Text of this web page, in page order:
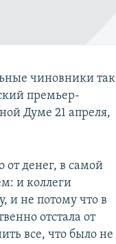
чиновники так
премьер-
Думе 21 апреля,
от денег, в самой
и коллеги
и не потому что в
отстала от
все, что было не